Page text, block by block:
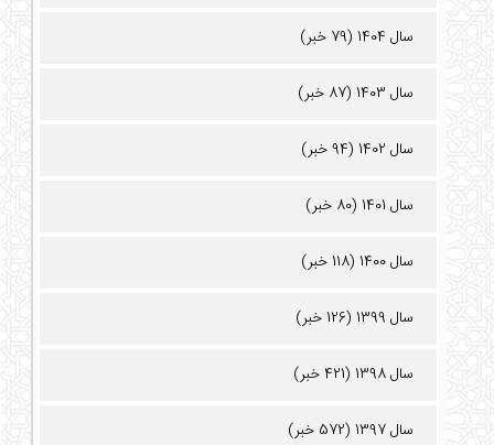
سال 1404 (79 خبر)
سال 1403 (87 خبر)
سال 1402 (94 خبر)
سال 1401 (80 خبر)
سال 1400 (118 خبر)
سال 1399 (126 خبر)
سال 1398 (421 خبر)
سال 1397 (572 خبر)